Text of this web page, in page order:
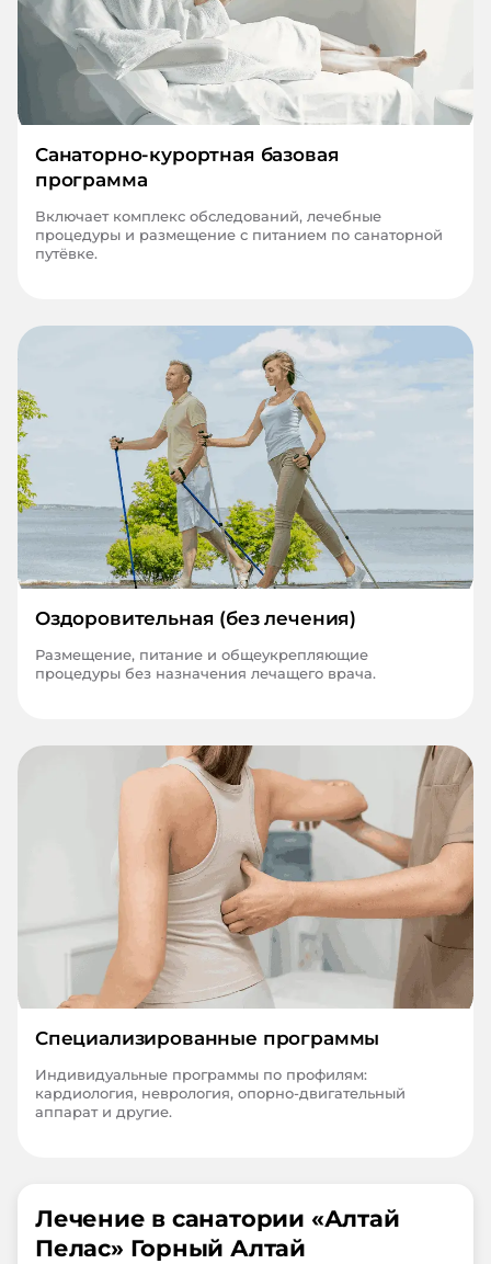
Санаторно-курортная базовая
программа
Включает комплекс обследований, лечебные
процедуры и размещение с питанием по санаторной
путёвке.
Оздоровительная (без лечения)
Размещение, питание и общеукрепляющие
процедуры без назначения лечащего врача.
Специализированные программы
Индивидуальные программы по профилям:
кардиология, неврология, опорно-двигательный
аппарат и другие.
Лечение в санатории «Алтай
Пелас» Горный Алтай